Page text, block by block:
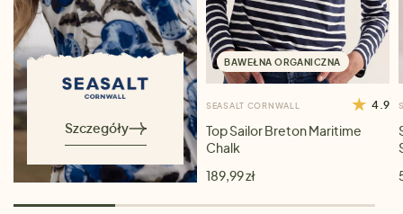
Szczegóły
BAWEŁNA ORGANICZNA
SEASALT CORNWALL 4.9
Top Sailor Breton Maritime
Chalk
189,99 zł